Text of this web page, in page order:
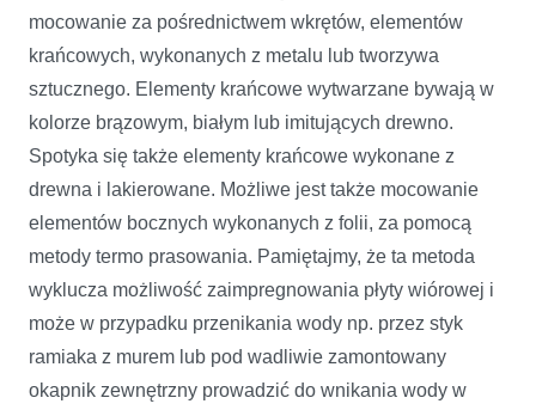
mocowanie za pośrednictwem wkrętów, elementów
krańcowych, wykonanych z metalu lub tworzywa
sztucznego. Elementy krańcowe wytwarzane bywają w
kolorze brązowym, białym lub imitujących drewno.
Spotyka się także elementy krańcowe wykonane z
drewna i lakierowane. Możliwe jest także mocowanie
elementów bocznych wykonanych z folii, za pomocą
metody termo prasowania. Pamiętajmy, że ta metoda
wyklucza możliwość zaimpregnowania płyty wiórowej i
może w przypadku przenikania wody np. przez styk
ramiaka z murem lub pod wadliwie zamontowany
okapnik zewnętrzny prowadzić do wnikania wody w